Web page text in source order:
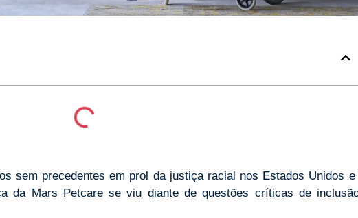
sem precedentes em prol da justiça racial nos Estados Unidos e
da Mars Petcare se viu diante de questões críticas de